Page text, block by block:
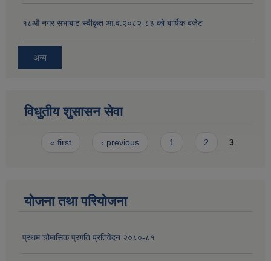
१८‍औ नगर सभाबाट स्वीकृत आ.व.२०८२-८३ को बार्षिक बजेट
अन्य
विधुतीय शुसासन सेवा
Pages
« first ‹ previous 1 2 3
योजना तथा परियोजना
प्रथम चौमासिक प्रगति प्रतिवेदन २०८०-८१